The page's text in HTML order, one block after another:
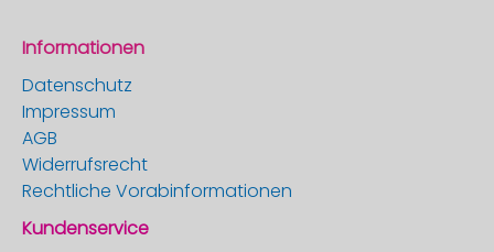
Informationen
Datenschutz
Impressum
AGB
Widerrufsrecht
Rechtliche Vorabinformationen
Kundenservice